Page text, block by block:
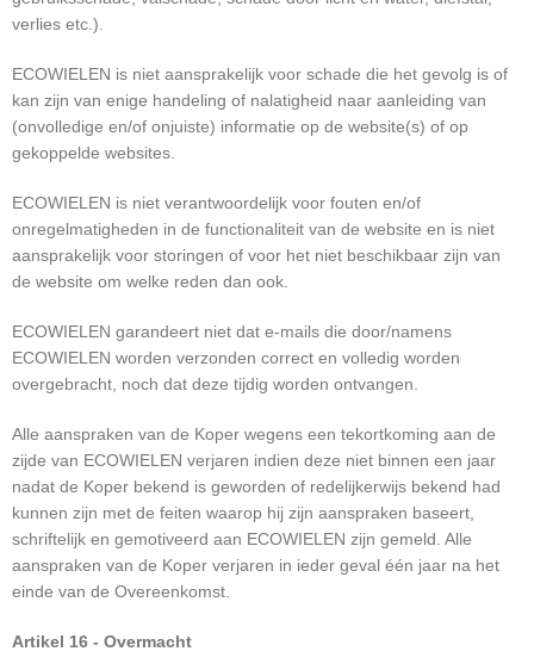
verlies etc.).
ECOWIELEN is niet aansprakelijk voor schade die het gevolg is of
kan zijn van enige handeling of nalatigheid naar aanleiding van
(onvolledige en/of onjuiste) informatie op de website(s) of op
gekoppelde websites.
ECOWIELEN is niet verantwoordelijk voor fouten en/of
onregelmatigheden in de functionaliteit van de website en is niet
aansprakelijk voor storingen of voor het niet beschikbaar zijn van
de website om welke reden dan ook.
ECOWIELEN garandeert niet dat e-mails die door/namens
ECOWIELEN worden verzonden correct en volledig worden
overgebracht, noch dat deze tijdig worden ontvangen.
Alle aanspraken van de Koper wegens een tekortkoming aan de
zijde van ECOWIELEN verjaren indien deze niet binnen een jaar
nadat de Koper bekend is geworden of redelijkerwijs bekend had
kunnen zijn met de feiten waarop hij zijn aanspraken baseert,
schriftelijk en gemotiveerd aan ECOWIELEN zijn gemeld. Alle
aanspraken van de Koper verjaren in ieder geval één jaar na het
einde van de Overeenkomst.
Artikel 16 - Overmacht